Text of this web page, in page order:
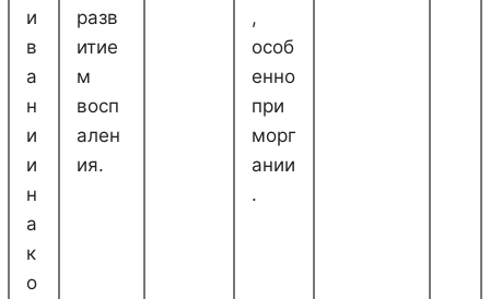
и
в
а
н
и
и
н
а
к
о
разв
итие
м
восп
ален
ия.
,
особ
енно
при
морг
ании
.